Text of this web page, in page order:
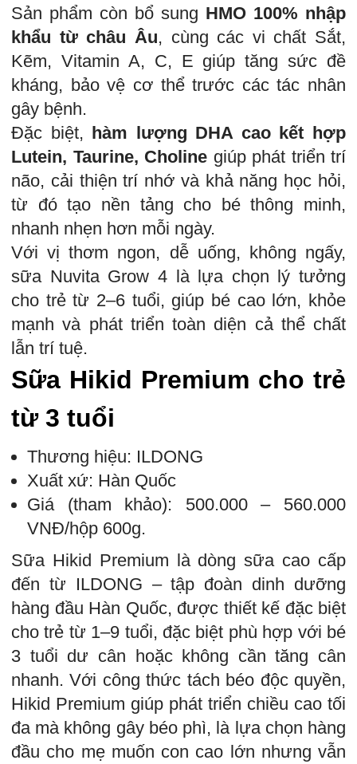
Sản phẩm còn bổ sung HMO 100% nhập
khẩu từ châu Âu, cùng các vi chất Sắt,
Kẽm, Vitamin A, C, E giúp tăng sức đề
kháng, bảo vệ cơ thể trước các tác nhân
gây bệnh.
Đặc biệt, hàm lượng DHA cao kết hợp
Lutein, Taurine, Choline giúp phát triển trí
não, cải thiện trí nhớ và khả năng học hỏi,
từ đó tạo nền tảng cho bé thông minh,
nhanh nhẹn hơn mỗi ngày.
Với vị thơm ngon, dễ uống, không ngấy,
sữa Nuvita Grow 4 là lựa chọn lý tưởng
cho trẻ từ 2–6 tuổi, giúp bé cao lớn, khỏe
mạnh và phát triển toàn diện cả thể chất
lẫn trí tuệ.
Sữa Hikid Premium cho trẻ
từ 3 tuổi
Thương hiệu: ILDONG
Xuất xứ: Hàn Quốc
Giá (tham khảo): 500.000 – 560.000
VNĐ/hộp 600g.
Sữa Hikid Premium là dòng sữa cao cấp
đến từ ILDONG – tập đoàn dinh dưỡng
hàng đầu Hàn Quốc, được thiết kế đặc biệt
cho trẻ từ 1–9 tuổi, đặc biệt phù hợp với bé
3 tuổi dư cân hoặc không cần tăng cân
nhanh. Với công thức tách béo độc quyền,
Hikid Premium giúp phát triển chiều cao tối
đa mà không gây béo phì, là lựa chọn hàng
đầu cho mẹ muốn con cao lớn nhưng vẫn